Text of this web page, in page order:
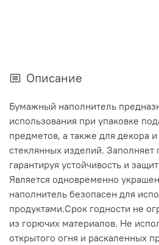
Описание
Бумажный наполнитель
использования при упаковке
предметов, а также для декора
стеклянных изделий. Заполняет
гарантируя устойчивость и
Является одновременно
наполнитель безопасен для
продуктами.Срок годности не
из горючих материалов. Не
открытого огня и раскаленных